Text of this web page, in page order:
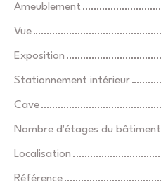
Ameublement
Vue
Exposition
Stationnement intérieur
Cave
Nombre d'étages du bâtiment
Localisation
Référence